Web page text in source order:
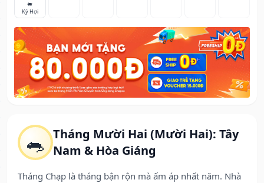
🐀 Tháng Mười Hai (Mười Hai): Tây
Nam & Hòa Giáng
Tháng Chạp là tháng bận rộn mà ấm áp nhất năm. Nhà
🐖
Kỷ Hợi